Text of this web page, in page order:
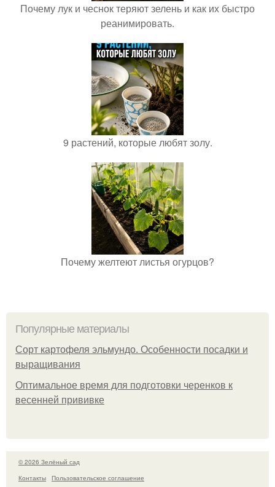
Почему лук и чеснок теряют зелень и как их быстро
реанимировать.
9 растений, которые любят золу.
Почему желтеют листья огурцов?
Популярные материалы
Сорт картофеля эльмундо. Особенности посадки и
выращивания
Оптимальное время для подготовки черенков к
весенней прививке
© 2026 Зелёный сад
Контакты
Пользовательское соглашение